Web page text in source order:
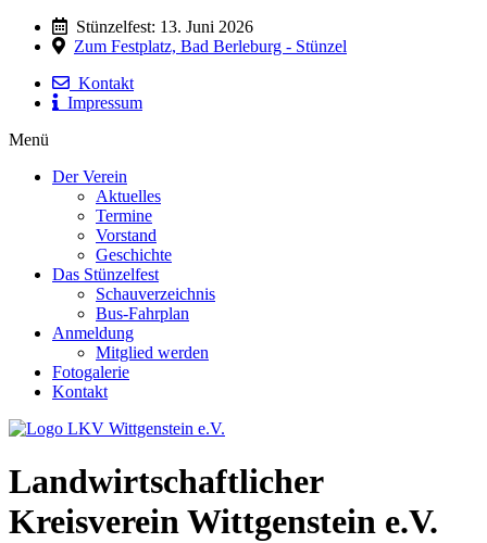
Stünzelfest: 13. Juni 2026
Zum Festplatz, Bad Berleburg - Stünzel
Kontakt
Impressum
Menü
Der Verein
Aktuelles
Termine
Vorstand
Geschichte
Das Stünzelfest
Schauverzeichnis
Bus-Fahrplan
Anmeldung
Mitglied werden
Fotogalerie
Kontakt
Landwirtschaftlicher
Kreisverein Wittgenstein e.V.